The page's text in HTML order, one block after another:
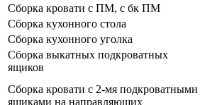
Сборка кровати с ПМ, с бк ПМ
Сборка кухонного стола
Сборка кухонного уголка
Сборка выкатных подкроватных
ящиков
Сборка кровати с 2-мя подкроватными
ящиками на направляющих